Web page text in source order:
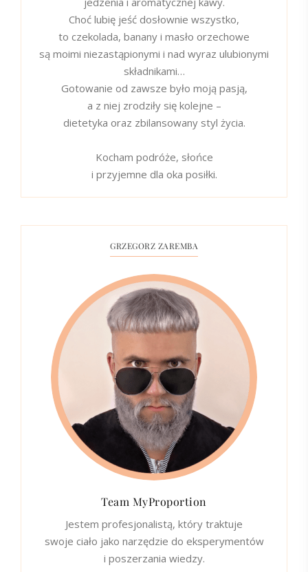
Choć lubię jeść dosłownie wszystko,
to czekolada, banany i masło orzechowe
są moimi niezastąpionymi i nad wyraz ulubionymi
składnikami…
Gotowanie od zawsze było moją pasją,
a z niej zrodziły się kolejne –
dietetyka oraz zbilansowany styl życia.
Kocham podróże, słońce
i przyjemne dla oka posiłki.
GRZEGORZ ZAREMBA
Team MyProportion
Jestem profesjonalistą, który traktuje
swoje ciało jako narzędzie do eksperymentów
i poszerzania wiedzy.